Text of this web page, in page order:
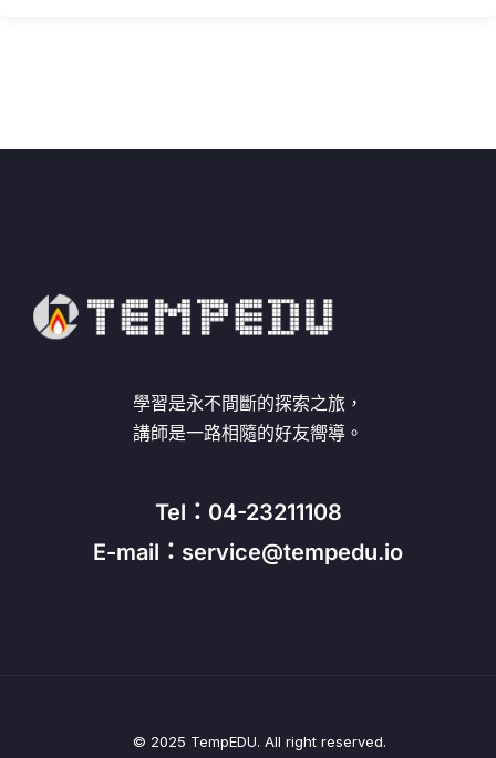
學習是永不間斷的探索之旅，
講師是一路相隨的好友嚮導。
Tel：04-23211108
E-mail：service@tempedu.io
© 2025 TempEDU. All right reserved.